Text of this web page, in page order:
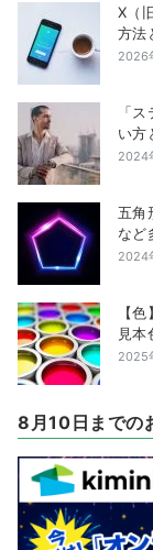
X（
方法
2026
「
い方
2024
五角
など
2024
【
見本
2025
8月10日までの